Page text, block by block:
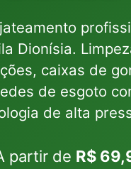
Dionísia.
caixas de
de esgoto
de alta
partir de R$